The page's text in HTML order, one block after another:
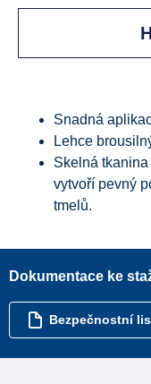
Snadná
Lehce
Skelná
vytvoří pevný
tmelů.
Dokumentace ke
Bezpečnostní